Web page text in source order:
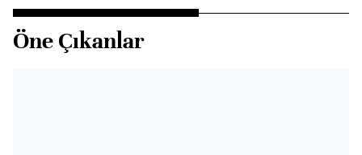
Öne Çıkanlar